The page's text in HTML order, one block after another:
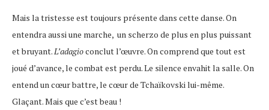
Mais la tristesse est toujours présente dans cette danse. On
entendra aussi une marche, un scherzo de plus en plus puissant
et bruyant.L’adagioconclut l’œuvre. On comprend que tout est
joué d’avance, le combat est perdu. Le silence envahit la salle. On
entend un cœur battre, le cœur de Tchaïkovski lui-même.
Glaçant. Mais que c’est beau !